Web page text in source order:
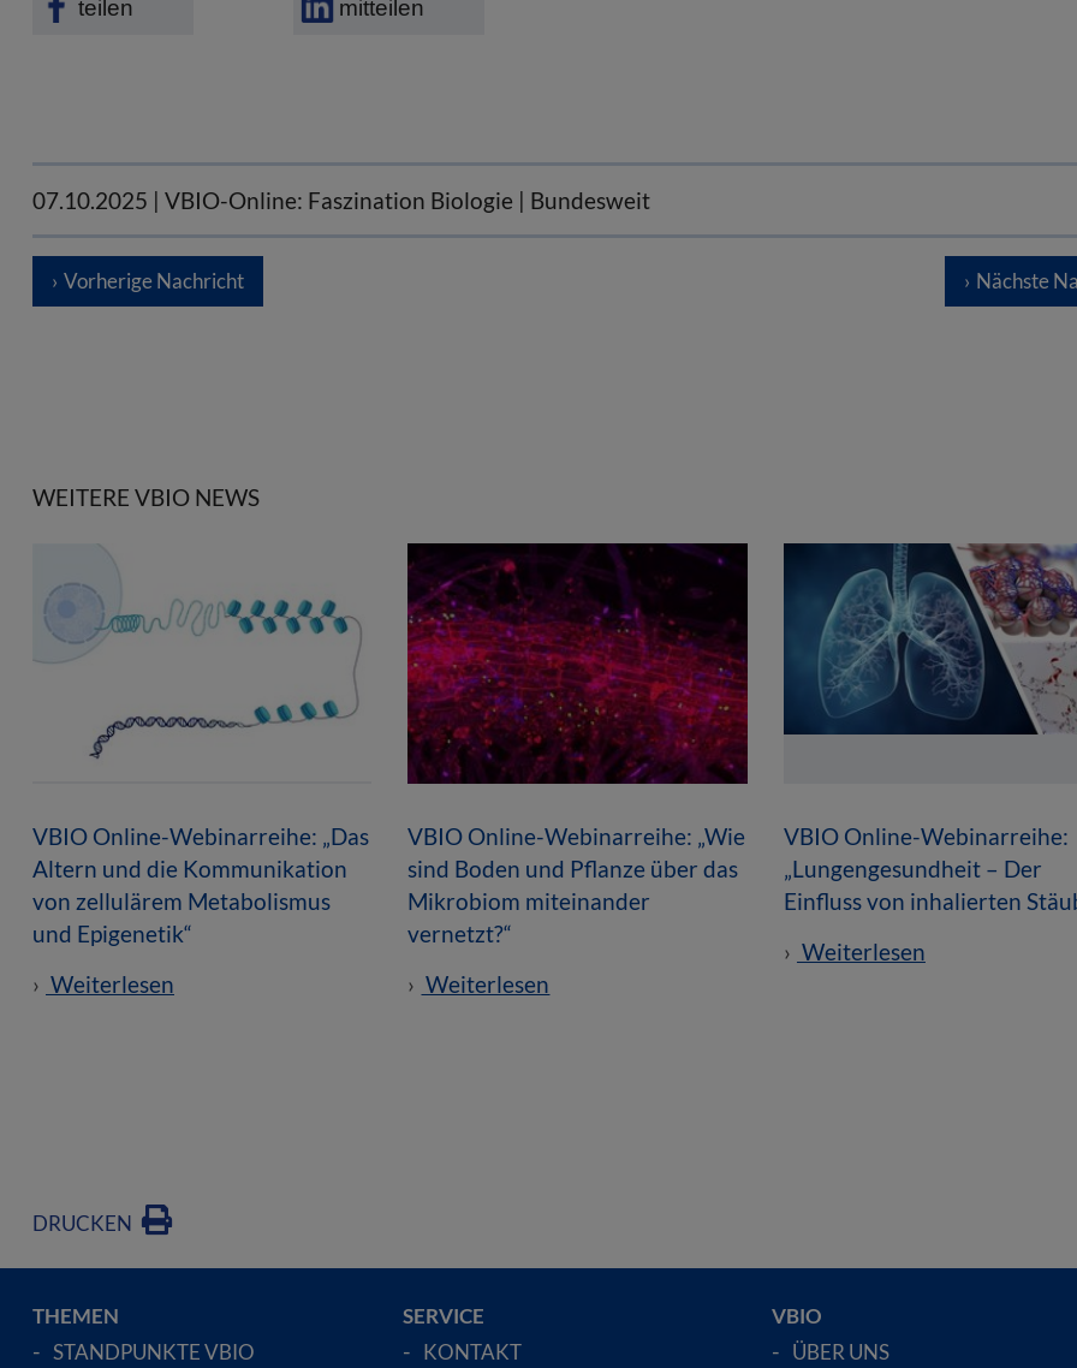
teilen mitteilen
07.10.2025 | VBIO-Online: Faszination Biologie | Bundesweit
Vorherige Nachricht Nächste
WEITERE VBIO NEWS
VBIO Online-Webinarreihe: „Das
Altern und die Kommunikation
von zellulärem Metabolismus
und Epigenetik“
Weiterlesen
VBIO Online-Webinarreihe: „Wie
sind Boden und Pflanze über das
Mikrobiom miteinander
vernetzt?“
Weiterlesen
VBIO Online-Webinarreihe:
„Lungengesundheit – Der
Einfluss von inhalierten
Weiterlesen
DRUCKEN
THEMEN
STANDPUNKTE VBIO
SERVICE
KONTAKT
VBIO
ÜBER UNS